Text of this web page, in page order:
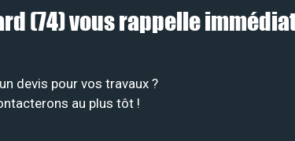
(74) vous rappelle
devis pour vos travaux ?
au plus tôt !